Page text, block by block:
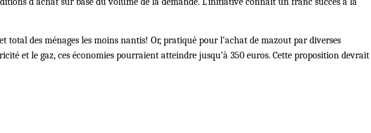
total des ménages les moins nantis! Or, pratiqué pour l’achat de mazout par diverses
et le gaz, ces économies pourraient atteindre jusqu’à 350 euros. Cette proposition devrait